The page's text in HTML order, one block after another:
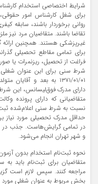
شرایط اختصاصی استخدام کارشناس
برای شغل کارشناس امور
روانی برخوردار باشند، سابقه
تقاضا باشند. متقاضیان مرد نیز
غیرپزشکی هستند. همچنین ارائه
برای تمامی مقاطع تحصیلی
فراغت از تحصیل، ریزنمرات یا
شرط سنی برای این عنوان
دارای مدرک فوق‌لیسانس، این
متقاضیانی که دارای پرونده
نسبت به شرط سنی اعلام‌شده
حداقل مدرک تحصیلی مورد نیاز
در تمامی گرایش‌هاست. جذب در
و شهر تهران انجام می‌شود.
نحوه ثبت‌نام استخدام بدون آزمون
مراجعه کنند. سپس لازم است
بخش مربوط به عنوان شغلی مورد